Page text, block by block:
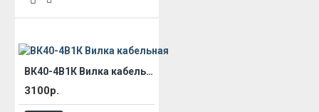
ВК40-4В1К Вилка кабельная
3100р.